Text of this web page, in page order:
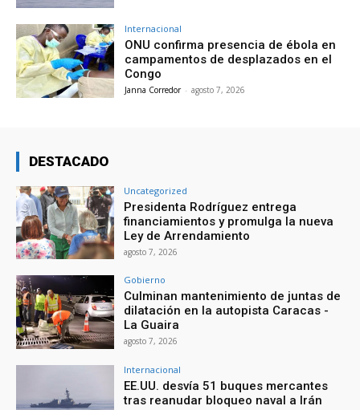
Internacional
ONU confirma presencia de ébola en
campamentos de desplazados en el
Congo
Janna Corredor - agosto 7, 2026
DESTACADO
Uncategorized
Presidenta Rodríguez entrega
financiamientos y promulga la nueva
Ley de Arrendamiento
agosto 7, 2026
Gobierno
Culminan mantenimiento de juntas de
dilatación en la autopista Caracas -
La Guaira
agosto 7, 2026
Internacional
EE.UU. desvía 51 buques mercantes
tras reanudar bloqueo naval a Irán